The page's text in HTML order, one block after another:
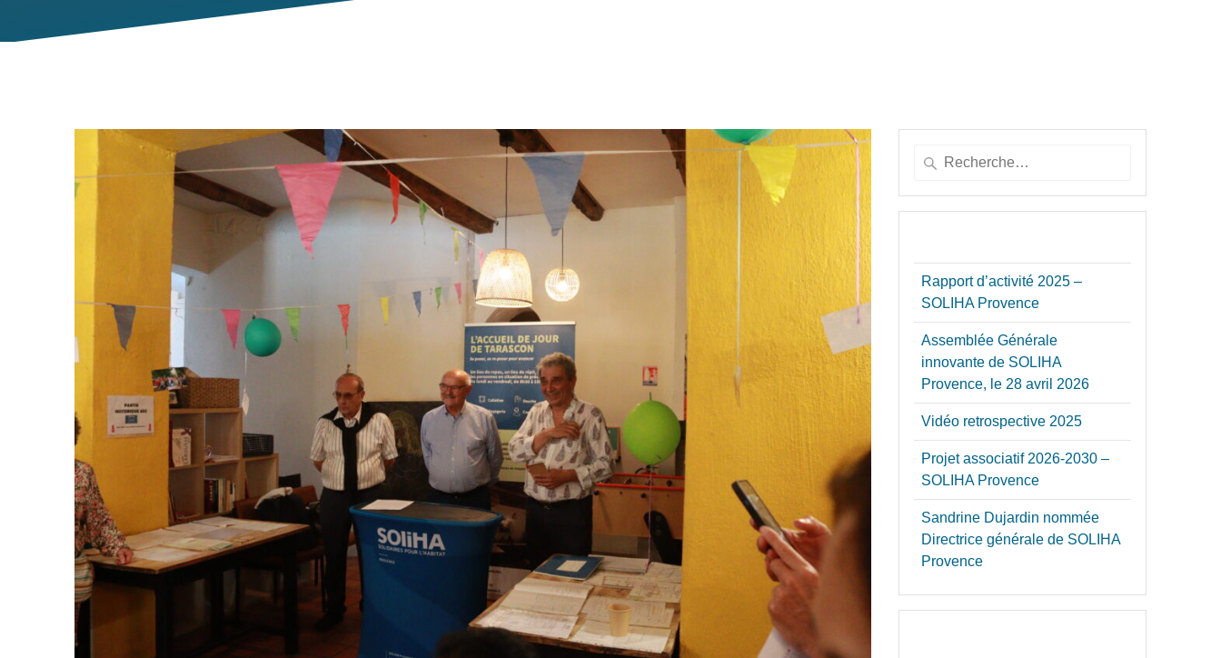
Recherche
:
Rapport d’activité 2025 –
SOLIHA Provence
Assemblée Générale
innovante de SOLIHA
Provence, le 28 avril 2026
Vidéo retrospective 2025
Projet associatif 2026-2030 –
SOLIHA Provence
Sandrine Dujardin nommée
Directrice générale de SOLIHA
Provence